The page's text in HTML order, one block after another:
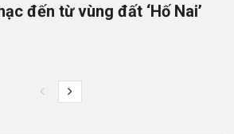
đến từ vùng đất ‘Hố Nai’